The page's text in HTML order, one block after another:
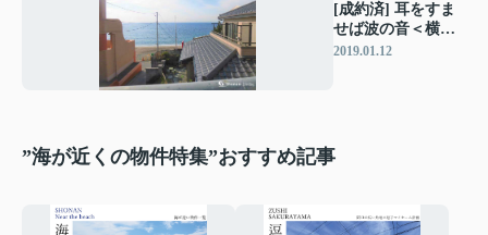
[成約済] 耳をすま
せば波の音＜横須
賀の不動産＞
2019.01.12
”海が近くの物件特集”おすすめ記事